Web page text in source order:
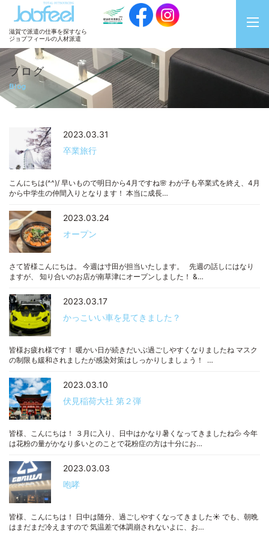
JobFeel
滋賀で派遣の仕事を探すなら
ジョブフィールの人材派遣
ブログ
Blog
2023.03.31
卒業旅行
こんにちは(^^)/ 早いもので明日から4月ですね🌸 わが子も卒業式を終え、4月
から中学生の仲間入りとなります！ 本当に成長…
2023.03.24
オープン
さて皆様こんにちは。 今週は寸田が担当いたします。 先週の話しにはなり
ますが、 知り合いのお店が南草津にオープンしました！ &…
2023.03.17
かっこいい車を見てきました？
皆様お疲れ様です！ 暖かい日が続きだいぶ過ごしやすくなりましたね マスク
の制限も緩和されましたが感染対策はしっかりしましょう！ …
2023.03.10
伏見稲荷大社 第２弾
皆様、こんにちは！ ３月に入り、日中はかなり暑くなってきましたね💦 今年
は花粉の量がかなり多いとのことで花粉症の方は十分にお…
2023.03.03
咆哮
皆様、こんにちは！ 日中は随分、過ごしやすくなってきました☀ でも、朝晩
はまだまだ冷えますので 気温差で体調崩されないよに、お…